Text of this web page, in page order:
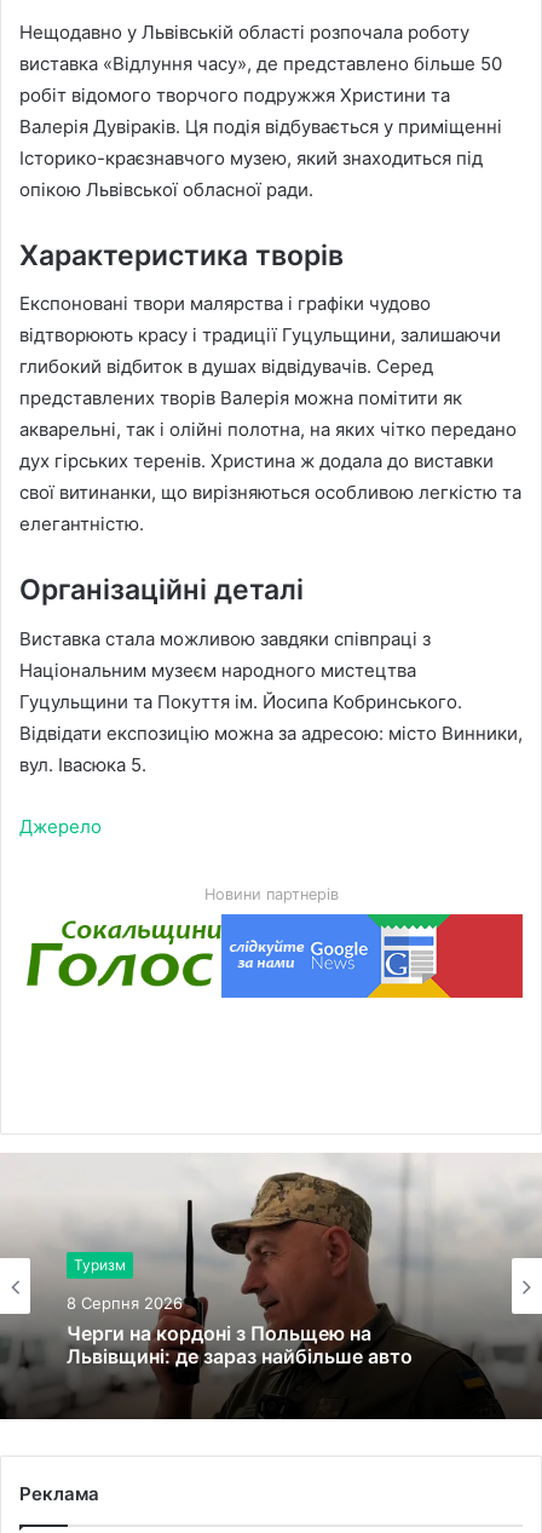
Нещодавно у Львівській області розпочала роботу
виставка «Відлуння часу», де представлено більше 50
робіт відомого творчого подружжя Христини та
Валерія Дувіраків. Ця подія відбувається у приміщенні
Історико-краєзнавчого музею, який знаходиться під
опікою Львівської обласної ради.
Характеристика творів
Експоновані твори малярства і графіки чудово
відтворюють красу і традиції Гуцульщини, залишаючи
глибокий відбиток в душах відвідувачів. Серед
представлених творів Валерія можна помітити як
акварельні, так і олійні полотна, на яких чітко передано
дух гірських теренів. Христина ж додала до виставки
свої витинанки, що вирізняються особливою легкістю та
елегантністю.
Організаційні деталі
Виставка стала можливою завдяки співпраці з
Національним музеєм народного мистецтва
Гуцульщини та Покуття ім. Йосипа Кобринського.
Відвідати експозицію можна за адресою: місто Винники,
вул. Івасюка 5.
Джерело
Новини партнерів
Туризм
8 Серпня 2026
Черги на кордоні з Польщею на
Львівщині: де зараз найбільше авто
Реклама